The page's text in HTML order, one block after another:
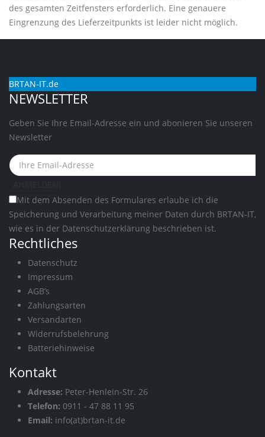
des gesamten Zeitfensters erforderlich. Eine genauere
Eingrenzung des Lieferzeitpunkts ist leider nicht möglich.
BRTAN-IT.de
NEWSLETTER
Geben Sie Ihre Email-Adresse ein und abonieren Sie unseren
Newsletter
Mit dem Absenden des Formulares erlaube ich die
Speicherung und Verarbeitung meiner Daten durch BRTAN-IT,
wie es in der Datenschutzerklärung beschrieben ist.
Rechtliches
Datenschutz
Impressum
AGB’s
Zahlungsarten
Versandarten
Widerrufsbelehrung
Batteriehinweise
Kontakt
Adresse: Peter-Henlein-Str. 26
Telefon: 0911 - 47 88 11 95
Email: info(at)brtan-it.de